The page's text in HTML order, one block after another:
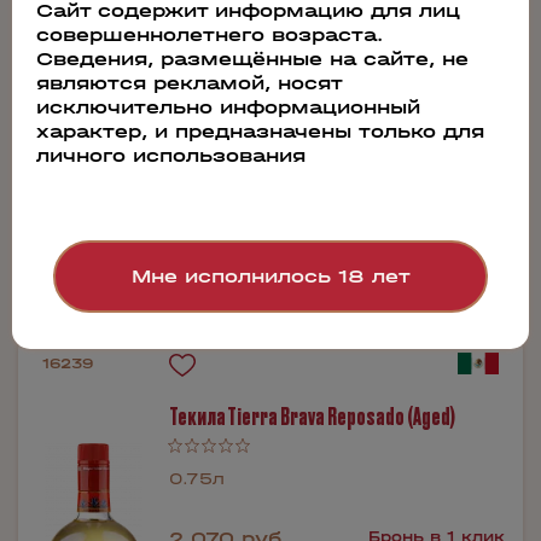
0.75л
9 390 руб. Бронь в 1 клик
16239
Текила Tierra Brava Reposado (Aged)
0.75л
Бронь в 1 клик
Сайт содержит информацию для лиц
совершеннолетнего возраста.
Сведения, размещённые на сайте, не
являются рекламой, носят
исключительно информационный
характер, и предназначены только для
личного использования
Мне исполнилось 18 лет